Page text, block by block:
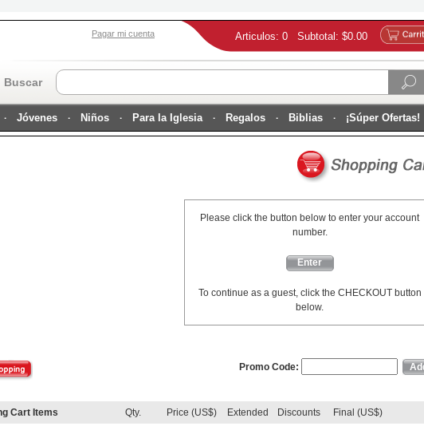
Articulos: 0 Subtotal: $0.00
Pagar mi cuenta
Buscar
Jóvenes Niños Para la Iglesia Regalos Biblias ¡Súper Ofertas!
Please click the button below to enter your account
number.
Enter
To continue as a guest, click the CHECKOUT button
below.
Promo Code:
Cart Items Qty. Price (US$) Extended Discounts Final (US$)